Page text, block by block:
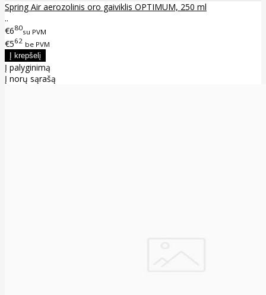
Spring Air aerozolinis oro gaiviklis OPTIMUM, 250 ml
..
€680su PVM
€562 be PVM
Į palyginimą
Į norų sąrašą